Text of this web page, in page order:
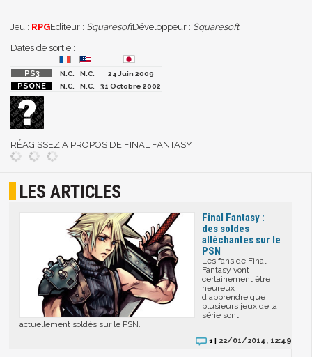
Jeu : RPGEditeur : SquaresoftDéveloppeur : Squaresoft
Dates de sortie :
N.C. N.C.
24 Juin 2009
N.C.
N.C. 31 Octobre 2002
RÉAGISSEZ A PROPOS DE FINAL FANTASY
LES ARTICLES
Final Fantasy :
des soldes
alléchantes sur le
PSN
Les fans de Final
Fantasy vont
certainement être
heureux
d'apprendre que
plusieurs jeux de la
série sont
actuellement soldés sur le PSN.
1 | 22/01/2014, 12:49